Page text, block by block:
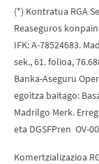
(*) Kontratua RGA
Reaseguros
IFK: A-78524683.
sek., 61. folioa,
Banka-Aseguru
egoitza baitago:
Madrilgo Merk.
eta DGSFPren OV-
Komertzializazioa